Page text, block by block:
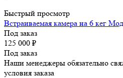
Быстрый просмотр
Встраиваемая камера на 6 кег
Под заказ
125 000 ₽
Под заказ
Наши менеджеры обязательно
условия заказа